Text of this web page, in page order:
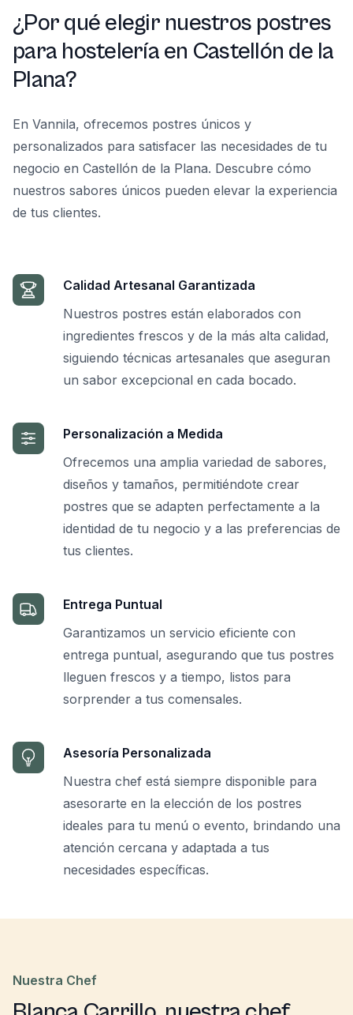
¿Por qué elegir nuestros postres
para hostelería en Castellón de la
Plana?
En Vannila, ofrecemos postres únicos y
personalizados para satisfacer las necesidades de tu
negocio en Castellón de la Plana. Descubre cómo
nuestros sabores únicos pueden elevar la experiencia
de tus clientes.
Calidad Artesanal Garantizada
Nuestros postres están elaborados con
ingredientes frescos y de la más alta calidad,
siguiendo técnicas artesanales que aseguran
un sabor excepcional en cada bocado.
Personalización a Medida
Ofrecemos una amplia variedad de sabores,
diseños y tamaños, permitiéndote crear
postres que se adapten perfectamente a la
identidad de tu negocio y a las preferencias de
tus clientes.
Entrega Puntual
Garantizamos un servicio eficiente con
entrega puntual, asegurando que tus postres
lleguen frescos y a tiempo, listos para
sorprender a tus comensales.
Asesoría Personalizada
Nuestra chef está siempre disponible para
asesorarte en la elección de los postres
ideales para tu menú o evento, brindando una
atención cercana y adaptada a tus
necesidades específicas.
Nuestra Chef